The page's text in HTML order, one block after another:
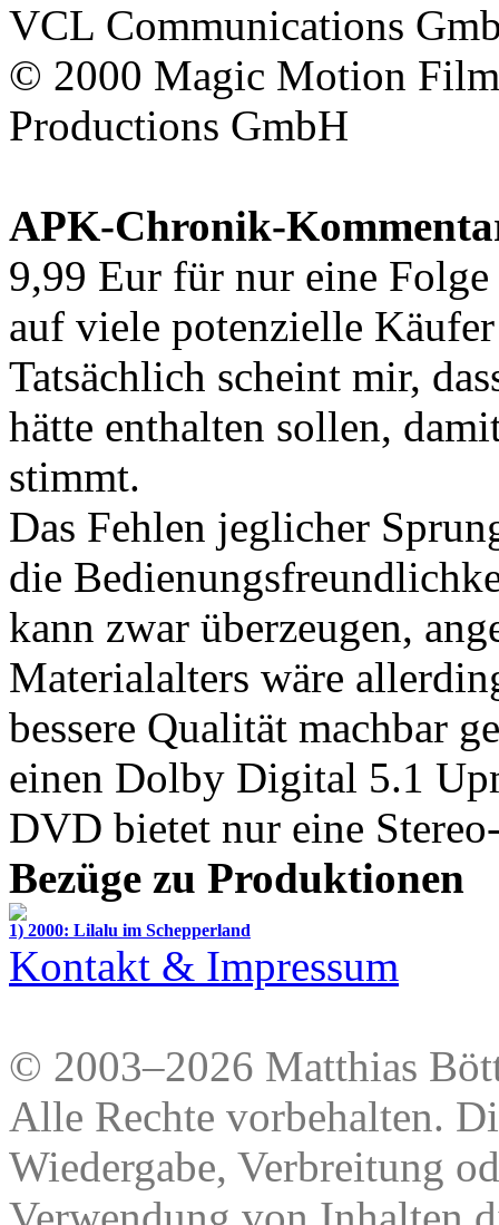
VCL Communications
© 2000 Magic Motion
Productions GmbH
APK-Chronik-
9,99 Eur für nur eine
auf viele potenzielle
Tatsächlich scheint mir,
hätte enthalten sollen,
stimmt.
Das Fehlen jeglicher
die
kann zwar überzeugen,
Materialalters wäre
bessere Qualität machbar
einen Dolby Digital 5.1
DVD bietet nur eine
Bezüge zu Produktionen
1) 2000: Lilalu im Schepperland
Kontakt & Impressum
© 2003–2026 Matthias
Alle Rechte vorbehalten.
Wiedergabe, Verbreitung